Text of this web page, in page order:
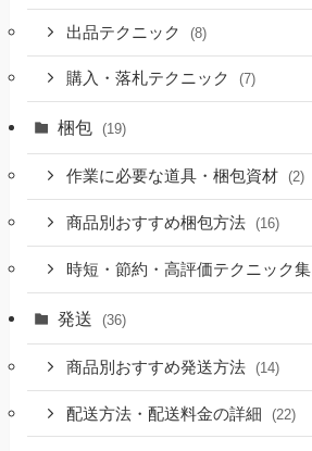
出品テクニック (8)
購入・落札テクニック (7)
梱包 (19)
作業に必要な道具・梱包資材 (2)
商品別おすすめ梱包方法 (16)
時短・節約・高評価テクニック集
発送 (36)
商品別おすすめ発送方法 (14)
配送方法・配送料金の詳細 (22)